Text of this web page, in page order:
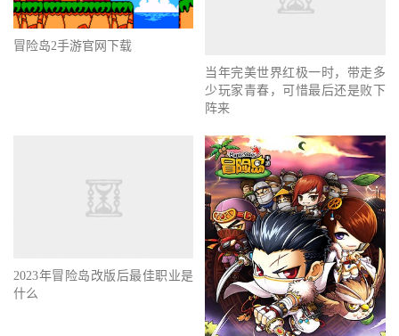
冒险岛2手游官网下载
当年完美世界红极一时，带走多
少玩家青春，可惜最后还是败下
阵来
2023年冒险岛改版后最佳职业是
什么